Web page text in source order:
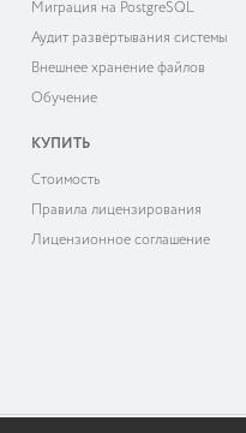
Миграция на PostgreSQL
Аудит развёртывания системы
Внешнее хранение файлов
Обучение
КУПИТЬ
Cтоимость
Правила лицензирования
Лицензионное соглашение